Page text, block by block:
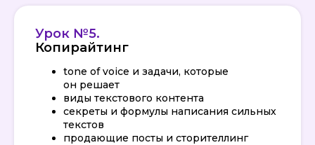
Урок №5.
Копирайтинг
tone of voice и задачи, которые
он решает
виды текстового контента
секреты и формулы написания сильных
текстов
продающие посты и сторителлинг